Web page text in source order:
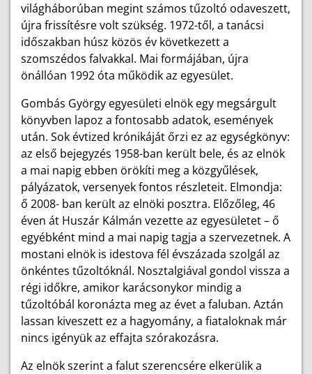
világháborúban megint számos tűzoltó odaveszett,
újra frissítésre volt szükség. 1972-től, a tanácsi
időszakban húsz közös év következett a
szomszédos falvakkal. Mai formájában, újra
önállóan 1992 óta működik az egyesület.
Gombás György egyesületi elnök egy megsárgult
könyvben lapoz a fontosabb adatok, események
után. Sok évtized krónikáját őrzi ez az egységkönyv:
az első bejegyzés 1958-ban került bele, és az elnök
a mai napig ebben örökíti meg a közgyűlések,
pályázatok, versenyek fontos részleteit. Elmondja:
ő 2008- ban került az elnöki posztra. Előzőleg, 46
éven át Huszár Kálmán vezette az egyesületet – ő
egyébként mind a mai napig tagja a szervezetnek. A
mostani elnök is idestova fél évszázada szolgál az
önkéntes tűzoltóknál. Nosztalgiával gondol vissza a
régi időkre, amikor karácsonykor mindig a
tűzoltóbál koronázta meg az évet a faluban. Aztán
lassan kiveszett ez a hagyomány, a fiataloknak már
nincs igényük az effajta szórakozásra.
Az elnök szerint a falut szerencsére elkerülik a